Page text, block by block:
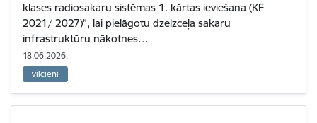
klases radiosakaru sistēmas 1. kārtas ieviešana (KF
2021/ 2027)”, lai pielāgotu dzelzceļa sakaru
infrastruktūru nākotnes…
18.06.2026.
vilcieni